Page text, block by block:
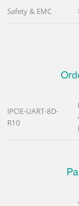
Safety & EMC
IPCIE-UART-8D-
R10